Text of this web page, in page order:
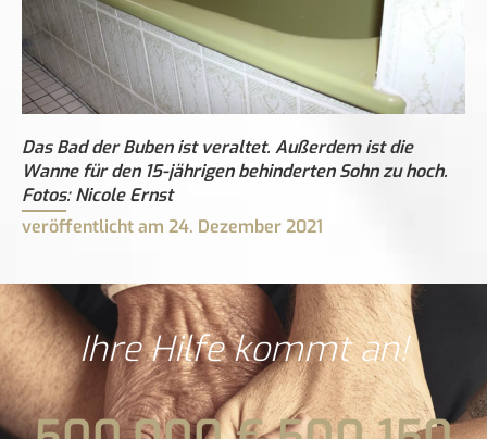
Das Bad der Buben ist veraltet. Außerdem ist die
Wanne für den 15-jährigen behinderten Sohn zu hoch.
Fotos: Nicole Ernst
veröffentlicht am 24. Dezember 2021
Ihre Hilfe kommt an!